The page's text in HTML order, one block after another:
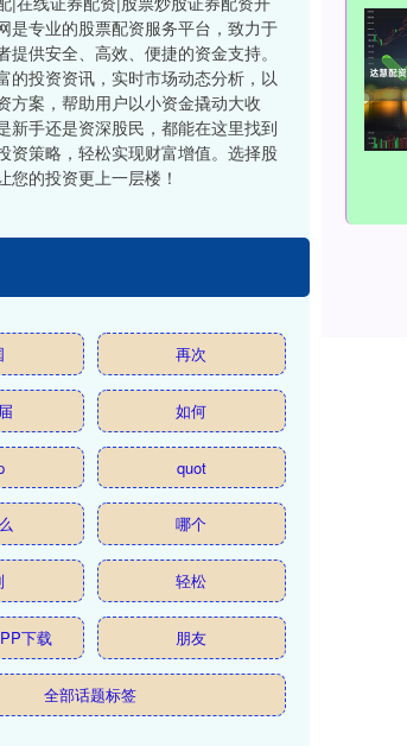
是专业的股票配资服务平台，致力于
提供安全、高效、便捷的资金支持。
的投资资讯，实时市场动态分析，以
方案，帮助用户以小资金撬动大收
新手还是资深股民，都能在这里找到
资策略，轻松实现财富增值。选择股
您的投资更上一层楼！
再次
如何
quot
哪个
轻松
下载 朋友
全部话题标签